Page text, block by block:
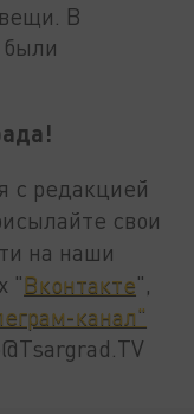
вещи. В
с редакцией
свои
на наши
"Вконтакте",
канал"